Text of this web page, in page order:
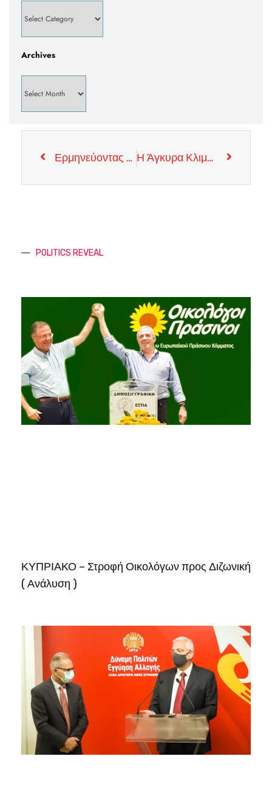
Archives
Ερμηνεύοντας τον Τραμπ στον Απόηχο της Πυραυλικής Επίθεσης Η Άγκυρα Κλιμακώνει την Ένταση
POLITICS REVEAL
ΚΥΠΡΙΑΚΟ – Στροφή Οικολόγων προς Διζωνική
( Ανάλυση )